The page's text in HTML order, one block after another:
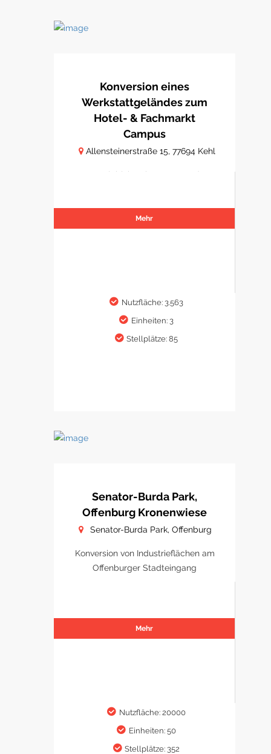
Konversion eines
Werkstattgeländes zum
Hotel- & Fachmarkt
Campus
Allensteinerstraße 15, 77694 Kehl
Hotelobjekt mit Gastro- und
Mehr
Nutzfläche: 3.563
Einheiten: 3
Stellplätze: 85
Senator-Burda Park,
Offenburg Kronenwiese
Senator-Burda Park, Offenburg
Konversion von Industrieflächen am
Offenburger Stadteingang
Mehr
Nutzfläche: 20000
Einheiten: 50
Stellplätze: 352